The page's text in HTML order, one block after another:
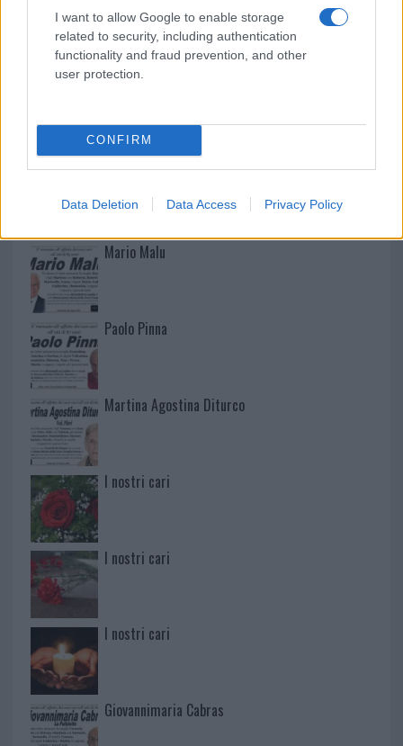
I want to allow Google to enable storage
related to security, including authentication
functionality and fraud prevention, and other
user protection.
CONFIRM
Data Deletion Data Access Privacy Policy
NECROLOGIE
Mario Malu
Paolo Pinna
Martina Agostina Diturco
I nostri cari
I nostri cari
I nostri cari
Giovannimaria Cabras